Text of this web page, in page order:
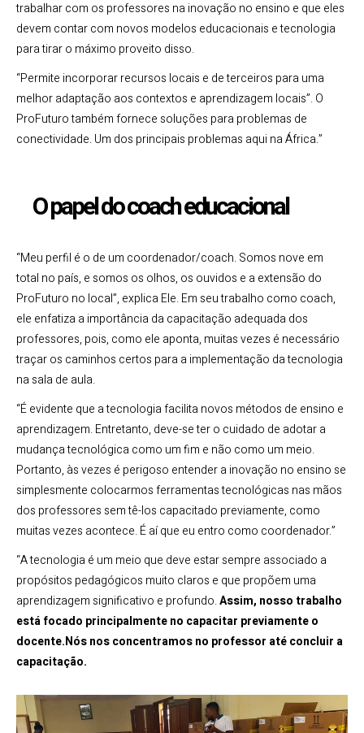
trabalhar com os professores na inovação no ensino e que eles
devem contar com novos modelos educacionais e tecnologia
para tirar o máximo proveito disso.
“Permite incorporar recursos locais e de terceiros para uma
melhor adaptação aos contextos e aprendizagem locais”. O
ProFuturo também fornece soluções para problemas de
conectividade. Um dos principais problemas aqui na África.”
O papel do coach educacional
“Meu perfil é o de um coordenador/coach. Somos nove em
total no país, e somos os olhos, os ouvidos e a extensão do
ProFuturo no local”, explica Ele. Em seu trabalho como coach,
ele enfatiza a importância da capacitação adequada dos
professores, pois, como ele aponta, muitas vezes é necessário
traçar os caminhos certos para a implementação da tecnologia
na sala de aula.
“É evidente que a tecnologia facilita novos métodos de ensino e
aprendizagem. Entretanto, deve-se ter o cuidado de adotar a
mudança tecnológica como um fim e não como um meio.
Portanto, às vezes é perigoso entender a inovação no ensino se
simplesmente colocarmos ferramentas tecnológicas nas mãos
dos professores sem tê-los capacitado previamente, como
muitas vezes acontece. É aí que eu entro como coordenador.”
“A tecnologia é um meio que deve estar sempre associado a
propósitos pedagógicos muito claros e que propõem uma
aprendizagem significativo e profundo.Assim, nosso trabalho
está focado principalmente no capacitar previamente o
docente.Nós nos concentramos no professor até concluir a
capacitação.